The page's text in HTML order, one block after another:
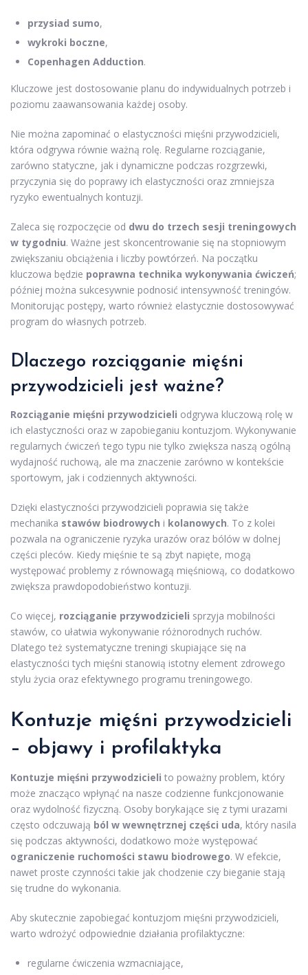
przysiad sumo,
wykroki boczne,
Copenhagen Adduction.
Kluczowe jest dostosowanie planu do indywidualnych potrzeb i
poziomu zaawansowania każdej osoby.
Nie można zapominać o elastyczności mięśni przywodzicieli,
która odgrywa równie ważną rolę. Regularne rozciąganie,
zarówno statyczne, jak i dynamiczne podczas rozgrzewki,
przyczynia się do poprawy ich elastyczności oraz zmniejsza
ryzyko ewentualnych kontuzji.
Zaleca się rozpoczęcie od dwu do trzech sesji treningowych
w tygodniu. Ważne jest skoncentrowanie się na stopniowym
zwiększaniu obciążenia i liczby powtórzeń. Na początku
kluczowa będzie poprawna technika wykonywania ćwiczeń;
później można sukcesywnie podnosić intensywność treningów.
Monitorując postępy, warto również elastycznie dostosowywać
program do własnych potrzeb.
Dlaczego rozciąganie mięśni
przywodzicieli jest ważne?
Rozciąganie mięśni przywodzicieli odgrywa kluczową rolę w
ich elastyczności oraz w zapobieganiu kontuzjom. Wykonywanie
regularnych ćwiczeń tego typu nie tylko zwiększa naszą ogólną
wydajność ruchową, ale ma znaczenie zarówno w kontekście
sportowym, jak i codziennych aktywności.
Dzięki elastyczności przywodzicieli poprawia się także
mechanika stawów biodrowych i kolanowych. To z kolei
pozwala na ograniczenie ryzyka urazów oraz bólów w dolnej
części pleców. Kiedy mięśnie te są zbyt napięte, mogą
występować problemy z równowagą mięśniową, co dodatkowo
zwiększa prawdopodobieństwo kontuzji.
Co więcej, rozciąganie przywodzicieli sprzyja mobilności
stawów, co ułatwia wykonywanie różnorodnych ruchów.
Dlatego też systematyczne treningi skupiające się na
elastyczności tych mięśni stanowią istotny element zdrowego
stylu życia oraz efektywnego programu treningowego.
Kontuzje mięśni przywodzicieli
– objawy i profilaktyka
Kontuzje mięśni przywodzicieli to poważny problem, który
może znacząco wpłynąć na nasze codzienne funkcjonowanie
oraz wydolność fizyczną. Osoby borykające się z tymi urazami
często odczuwają ból w wewnętrznej części uda, który nasila
się podczas aktywności, dodatkowo może występować
ograniczenie ruchomości stawu biodrowego. W efekcie,
nawet proste czynności takie jak chodzenie czy bieganie stają
się trudne do wykonania.
Aby skutecznie zapobiegać kontuzjom mięśni przywodzicieli,
warto wdrożyć odpowiednie działania profilaktyczne:
regularne ćwiczenia wzmacniające,